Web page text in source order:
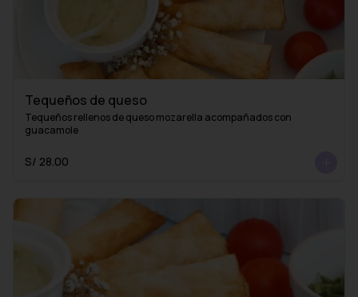
Tequeños de queso
Tequeños rellenos de queso mozarella acompañados con
guacamole
S/ 28.00